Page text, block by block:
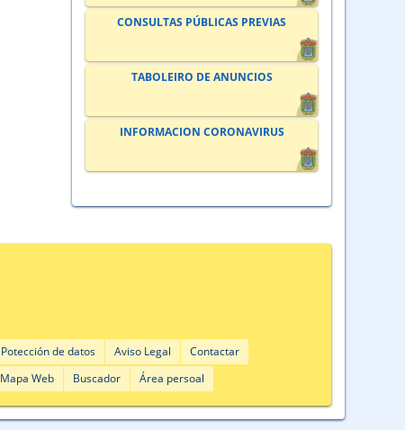
CONSULTAS PÚBLICAS PREVIAS
TABOLEIRO DE ANUNCIOS
INFORMACION CORONAVIRUS
Potección de datos Aviso Legal
Contactar
Mapa Web
Buscador Área persoal